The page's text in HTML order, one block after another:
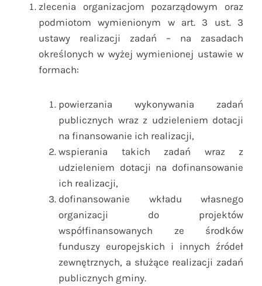
zlecenia organizacjom pozarządowym oraz
podmiotom wymienionym w art. 3 ust. 3
ustawy realizacji zadań – na zasadach
określonych w wyżej wymienionej ustawie w
formach:
powierzania wykonywania zadań
publicznych wraz z udzieleniem dotacji
na finansowanie ich realizacji,
wspierania takich zadań wraz z
udzieleniem dotacji na dofinansowanie
ich realizacji,
dofinansowanie wkładu własnego
organizacji do projektów
współfinansowanych ze środków
funduszy europejskich i innych źródeł
zewnętrznych, a służące realizacji zadań
publicznych gminy.